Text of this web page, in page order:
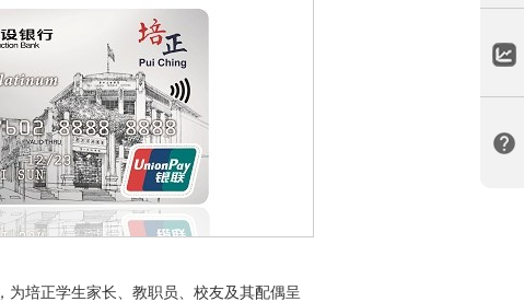
培正学生家长、教职员、校友及其配偶呈